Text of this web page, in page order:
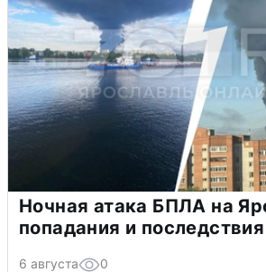
Ночная атака БПЛА на
попадания и последствия
6 августа 0